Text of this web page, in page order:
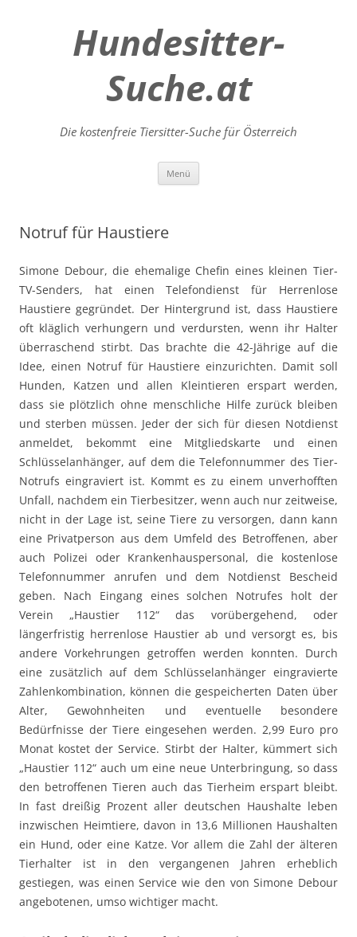
Hundesitter-
Suche.at
Die kostenfreie Tiersitter-Suche für Österreich
Menü
Notruf für Haustiere
Simone Debour, die ehemalige Chefin eines kleinen Tier-
TV-Senders, hat einen Telefondienst für Herrenlose
Haustiere gegründet. Der Hintergrund ist, dass Haustiere
oft kläglich verhungern und verdursten, wenn ihr Halter
überraschend stirbt. Das brachte die 42-Jährige auf die
Idee, einen Notruf für Haustiere einzurichten. Damit soll
Hunden, Katzen und allen Kleintieren erspart werden,
dass sie plötzlich ohne menschliche Hilfe zurück bleiben
und sterben müssen. Jeder der sich für diesen Notdienst
anmeldet, bekommt eine Mitgliedskarte und einen
Schlüsselanhänger, auf dem die Telefonnummer des Tier-
Notrufs eingraviert ist. Kommt es zu einem unverhofften
Unfall, nachdem ein Tierbesitzer, wenn auch nur zeitweise,
nicht in der Lage ist, seine Tiere zu versorgen, dann kann
eine Privatperson aus dem Umfeld des Betroffenen, aber
auch Polizei oder Krankenhauspersonal, die kostenlose
Telefonnummer anrufen und dem Notdienst Bescheid
geben. Nach Eingang eines solchen Notrufes holt der
Verein „Haustier 112“ das vorübergehend, oder
längerfristig herrenlose Haustier ab und versorgt es, bis
andere Vorkehrungen getroffen werden konnten. Durch
eine zusätzlich auf dem Schlüsselanhänger eingravierte
Zahlenkombination, können die gespeicherten Daten über
Alter, Gewohnheiten und eventuelle besondere
Bedürfnisse der Tiere eingesehen werden. 2,99 Euro pro
Monat kostet der Service. Stirbt der Halter, kümmert sich
„Haustier 112“ auch um eine neue Unterbringung, so dass
den betroffenen Tieren auch das Tierheim erspart bleibt.
In fast dreißig Prozent aller deutschen Haushalte leben
inzwischen Heimtiere, davon in 13,6 Millionen Haushalten
ein Hund, oder eine Katze. Vor allem die Zahl der älteren
Tierhalter ist in den vergangenen Jahren erheblich
gestiegen, was einen Service wie den von Simone Debour
angebotenen, umso wichtiger macht.